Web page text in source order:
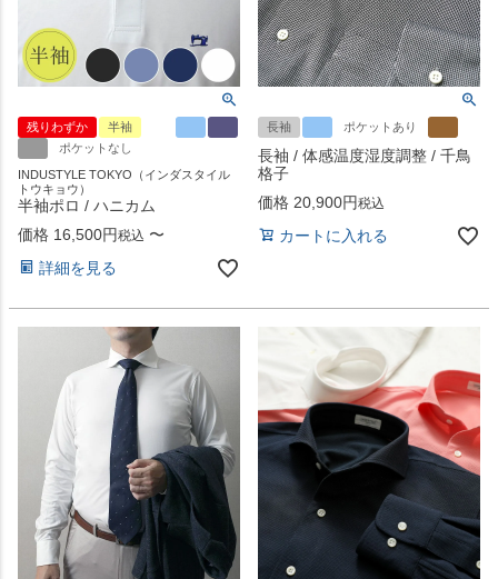
残りわずか
半袖
ポケットなし
INDUSTYLE TOKYO（インダスタイル
トウキョウ）
半袖ポロ / ハニカム
価格 16,500 税込 〜
詳細を見る
長袖 ポケットあり
長袖 / 体感温度湿度調整 / 千鳥
格子
価格 20,900 税込
カートに入れる